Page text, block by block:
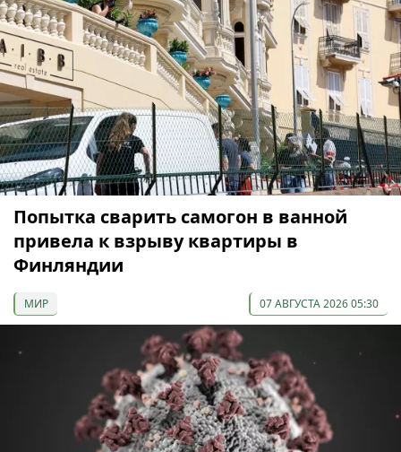
Попытка сварить самогон в ванной
привела к взрыву квартиры в
Финляндии
МИР 07 АВГУСТА 2026 05:30